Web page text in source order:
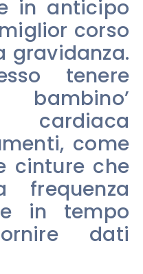
in anticipo
corso
gravidanza.
tenere
come
cinture che
frequenza
in tempo
dati